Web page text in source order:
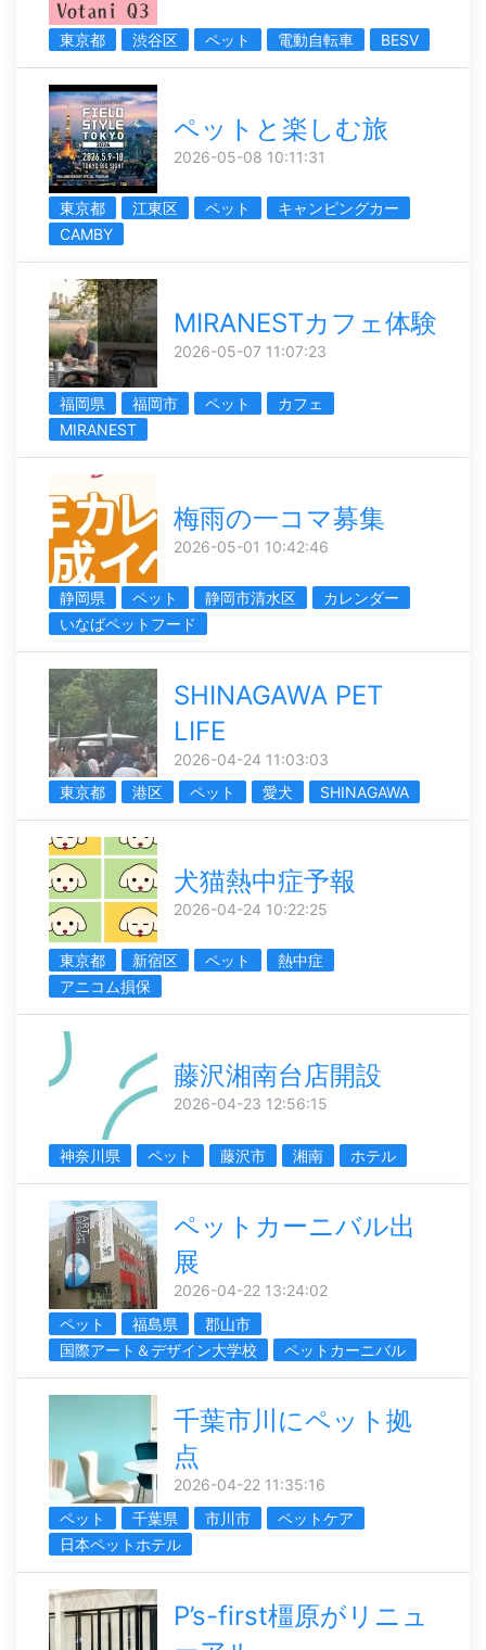
東京都 渋谷区 ペット 電動自転車 BESV
ペットと楽しむ旅
2026-05-08 10:11:31
東京都 江東区 ペット
キャンピングカー
CAMBY
MIRANESTカフェ体験
2026-05-07 11:07:23
福岡県 福岡市 ペット
カフェ
MIRANEST
梅雨の一コマ募集
2026-05-01 10:42:46
静岡県 ペット 静岡市清水区
カレンダー
いなばペットフード
SHINAGAWA PET
LIFE
2026-04-24 11:03:03
東京都
港区 ペット 愛犬 SHINAGAWA
犬猫熱中症予報
2026-04-24 10:22:25
東京都 新宿区 ペット
熱中症
アニコム損保
藤沢湘南台店開設
2026-04-23 12:56:15
神奈川県 ペット 藤沢市 湘南 ホテル
ペットカーニバル出
展
2026-04-22 13:24:02
ペット
福島県
郡山市
国際アート＆デザイン大学校
ペットカーニバル
千葉市川にペット拠
点
2026-04-22 11:35:16
ペット
千葉県 市川市
ペットケア
日本ペットホテル
P’s-first橿原がリニュ